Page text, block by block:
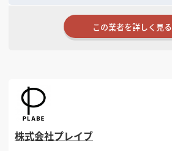
この業者を詳しく見る
株式会社プレイブ